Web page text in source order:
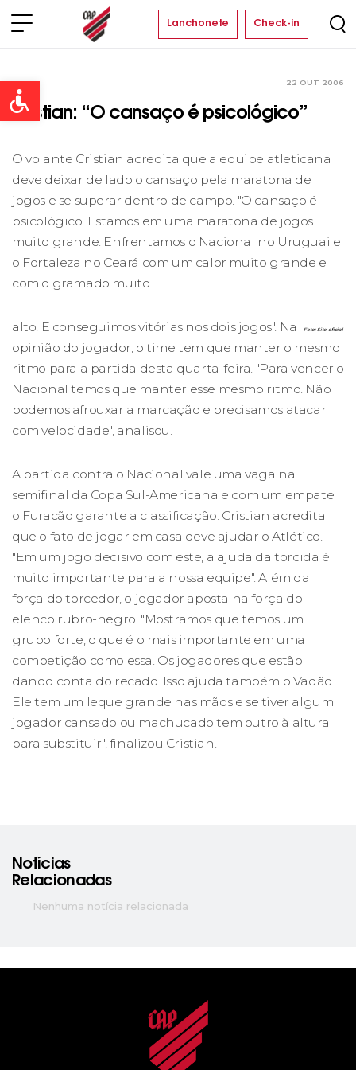
Open toolbar
Lanchonete Check-in
22 OUT 2006
Cristian: “O cansaço é psicológico”
O volante Cristian acredita que a equipe atleticana
deve deixar de lado o cansaço pela maratona de
jogos e se superar dentro de campo. "O cansaço é
psicológico. Estamos em uma maratona de jogos
muito grande. Enfrentamos o Nacional no Uruguai e
o Fortaleza no Ceará com um calor muito grande e
com o gramado muito
Foto: Site oficial
alto. E conseguimos vitórias nos dois jogos". Na
opinião do jogador, o time tem que manter o mesmo
ritmo para a partida desta quarta-feira. "Para vencer o
Nacional temos que manter esse mesmo ritmo. Não
podemos afrouxar a marcação e precisamos atacar
com velocidade", analisou.
A partida contra o Nacional vale uma vaga na
semifinal da Copa Sul-Americana e com um empate
o Furacão garante a classificação. Cristian acredita
que o fato de jogar em casa deve ajudar o Atlético.
"Em um jogo decisivo com este, a ajuda da torcida é
muito importante para a nossa equipe". Além da
força do torcedor, o jogador aposta na força do
elenco rubro-negro. "Mostramos que temos um
grupo forte, o que é o mais importante em uma
competição como essa. Os jogadores que estão
dando conta do recado. Isso ajuda também o Vadão.
Ele tem um leque grande nas mãos e se tiver algum
jogador cansado ou machucado tem outro à altura
para substituir", finalizou Cristian.
Notícias
Relacionadas
Nenhuma notícia relacionada